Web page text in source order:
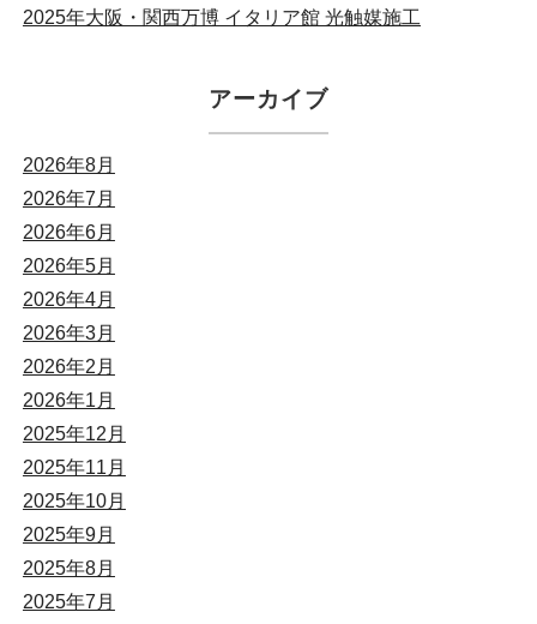
2025年大阪・関西万博 イタリア館 光触媒施工
アーカイブ
2026年8月
2026年7月
2026年6月
2026年5月
2026年4月
2026年3月
2026年2月
2026年1月
2025年12月
2025年11月
2025年10月
2025年9月
2025年8月
2025年7月